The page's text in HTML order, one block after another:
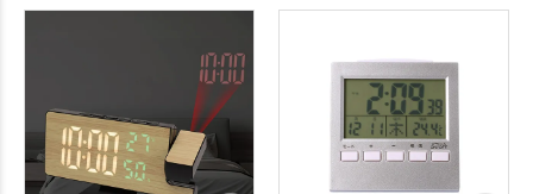
使い頂けるので販促効果も高
って提案しやすいアイテムに
仕上がりました。企業の周年
記念や学校の創立記念などの
大切な記念日のアイテムとし
ておすすめの商品です。※天然
素材の為、印刷の際、多少木
ッシュなデザインが、シーン
ンパクトサイズなため、メー
ル便で配送も可能です。名入
れも可能で、フルカラー印刷
も対応しています。ノベルテ
ィとしてもおすすめです。選